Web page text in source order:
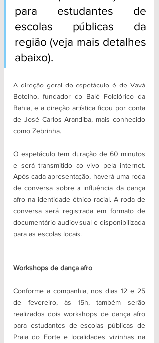
para estudantes de
escolas públicas da
região (veja mais detalhes
abaixo).
A direção geral do espetáculo é de Vavá
Botelho, fundador do Balé Folclórico da
Bahia, e a direção artística ficou por conta
de José Carlos Arandiba, mais conhecido
como Zebrinha.
O espetáculo tem duração de 60 minutos
e será transmitido ao vivo pela internet.
Após cada apresentação, haverá uma roda
de conversa sobre a influência da dança
afro na identidade étnico racial. A roda de
conversa será registrada em formato de
documentário audiovisual e disponibilizada
para as escolas locais.
Workshops de dança afro
Conforme a companhia, nos dias 12 e 25
de fevereiro, às 15h, também serão
realizados dois workshops de dança afro
para estudantes de escolas públicas de
Praia do Forte e localidades vizinhas na